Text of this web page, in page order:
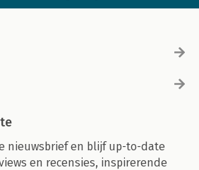
nieuwsbrief en blijf up-to-date
en recensies, inspirerende